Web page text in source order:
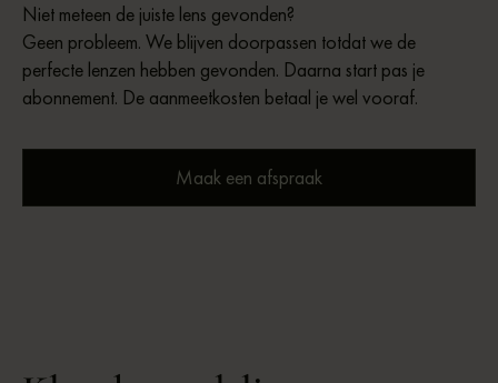
Niet meteen de juiste lens gevonden?
Geen probleem. We blijven doorpassen totdat we de
perfecte lenzen hebben gevonden. Daarna start pas je
abonnement. De aanmeetkosten betaal je wel vooraf.
Maak een afspraak